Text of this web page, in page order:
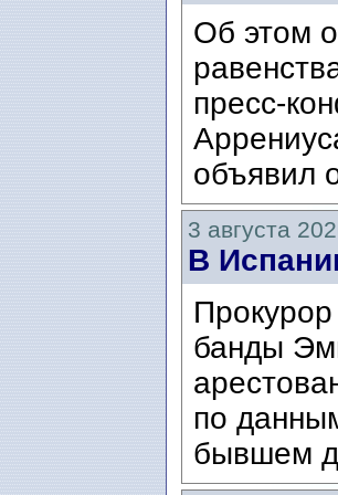
Об этом
пресс-
объявил
3 августа
В
банды
по
бывшем